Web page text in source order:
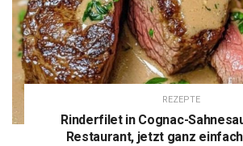
REZEPTE
Rinderfilet in Cognac-
Restaurant, jetzt ganz